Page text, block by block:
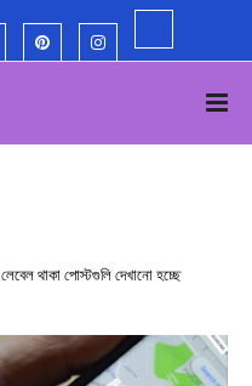
লেবেল থাকা পোস্টগুলি দেখানো হচ্ছে